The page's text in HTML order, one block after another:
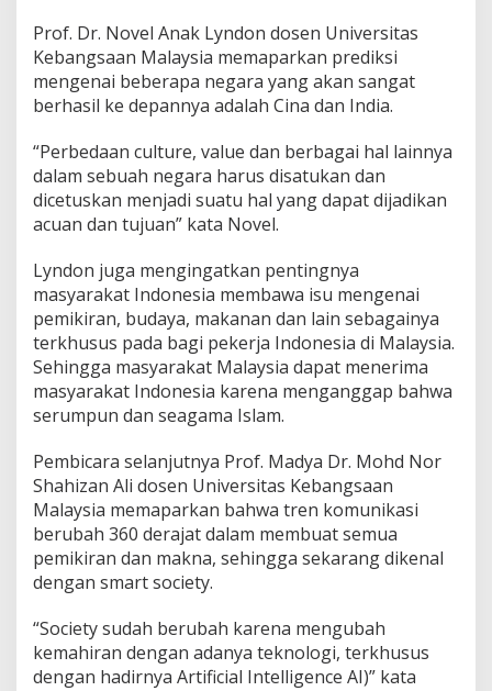
Prof. Dr. Novel Anak Lyndon dosen Universitas
Kebangsaan Malaysia memaparkan prediksi
mengenai beberapa negara yang akan sangat
berhasil ke depannya adalah Cina dan India.
“Perbedaan culture, value dan berbagai hal lainnya
dalam sebuah negara harus disatukan dan
dicetuskan menjadi suatu hal yang dapat dijadikan
acuan dan tujuan” kata Novel.
Lyndon juga mengingatkan pentingnya
masyarakat Indonesia membawa isu mengenai
pemikiran, budaya, makanan dan lain sebagainya
terkhusus pada bagi pekerja Indonesia di Malaysia.
Sehingga masyarakat Malaysia dapat menerima
masyarakat Indonesia karena menganggap bahwa
serumpun dan seagama Islam.
Pembicara selanjutnya Prof. Madya Dr. Mohd Nor
Shahizan Ali dosen Universitas Kebangsaan
Malaysia memaparkan bahwa tren komunikasi
berubah 360 derajat dalam membuat semua
pemikiran dan makna, sehingga sekarang dikenal
dengan smart society.
“Society sudah berubah karena mengubah
kemahiran dengan adanya teknologi, terkhusus
dengan hadirnya Artificial Intelligence AI)” kata